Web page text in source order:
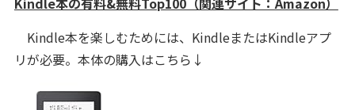
Kindle本を楽しむためには、KindleまたはKindleアプ
リが必要。本体の購入はこちら↓